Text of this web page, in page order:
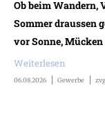
Ob beim Wandern,
Sommer draussen
vor Sonne, Mücken
Weiterlesen
06.08.2026 Gewerbe zvg